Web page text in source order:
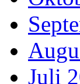
Juli